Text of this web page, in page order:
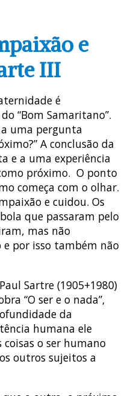
e
III
é
“Bom Samaritano”.
a uma pergunta
A conclusão da
e a uma experiência
próximo. O ponto
começa com o olhar.
e cuidou. Os
que passaram pelo
mas não
e por isso também não
Sartre (1905+1980)
“O ser e o nada”,
da
humana ele
coisas o ser humano
outros sujeitos a